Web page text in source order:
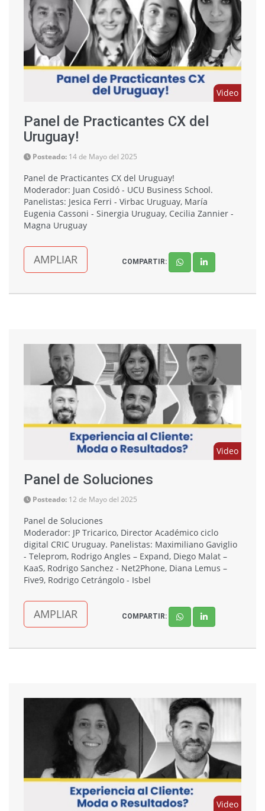
Video
Panel de Practicantes CX del
Uruguay!
Posteado: 14 de Mayo del 2025
Panel de Practicantes CX del Uruguay!
Moderador: Juan Cosidó - UCU Business School.
Panelistas: Jesica Ferri - Virbac Uruguay, María
Eugenia Cassoni - Sinergia Uruguay, Cecilia Zannier -
Magna Uruguay
AMPLIAR COMPARTIR:
Video
Panel de Soluciones
Posteado: 12 de Mayo del 2025
Panel de Soluciones
Moderador: JP Tricarico, Director Académico ciclo
digital CRIC Uruguay. Panelistas: Maximiliano Gaviglio
- Teleprom, Rodrigo Angles – Expand, Diego Malat –
KaaS, Rodrigo Sanchez - Net2Phone, Diana Lemus –
Five9, Rodrigo Cetrángolo - Isbel
AMPLIAR COMPARTIR:
Video